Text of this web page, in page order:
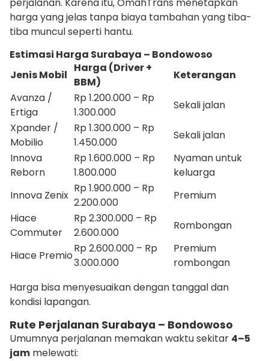
perjalanan. Karena itu, OmahTrans menetapkan
harga yang jelas tanpa biaya tambahan yang tiba-
tiba muncul seperti hantu.
Estimasi Harga Surabaya – Bondowoso
Jenis Mobil
Harga (Driver +
BBM)
Keterangan
Avanza /
Ertiga
Rp 1.200.000 – Rp
1.300.000
Sekali jalan
Xpander /
Mobilio
Rp 1.300.000 – Rp
1.450.000
Sekali jalan
Innova
Reborn
Rp 1.600.000 – Rp
1.800.000
Nyaman untuk
keluarga
Innova Zenix
Rp 1.900.000 – Rp
2.200.000
Premium
Hiace
Commuter
Rp 2.300.000 – Rp
2.600.000
Rombongan
Hiace Premio
Rp 2.600.000 – Rp
3.000.000
Premium
rombongan
Harga bisa menyesuaikan dengan tanggal dan
kondisi lapangan.
Rute Perjalanan Surabaya – Bondowoso
Umumnya perjalanan memakan waktu sekitar 4–5
jam melewati: